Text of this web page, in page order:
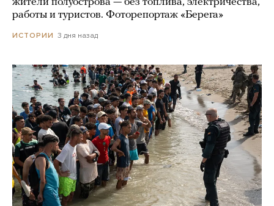
работы и туристов. Фоторепортаж «Берега»
ИСТОРИИ 3 дня назад